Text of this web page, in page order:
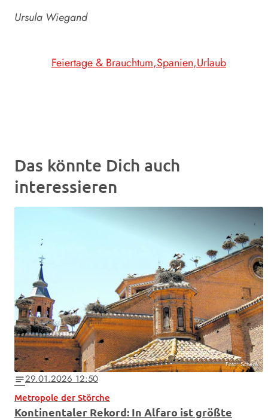
Ursula Wiegand
Feiertage & Brauchtum Spanien Urlaub
Das könnte Dich auch
interessieren
Foto: Schenk
notes29.01.2026 12:50
Metropole der Störche
Kontinentaler Rekord: In Alfaro ist größte